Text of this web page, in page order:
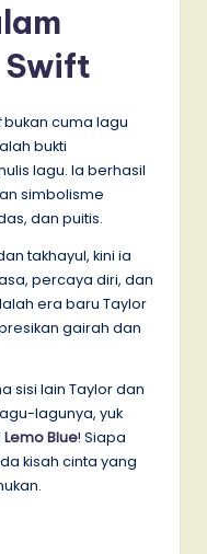
Swift
bukan cuma lagu
bukti
lagu. Ia berhasil
simbolisme
dan puitis.
takhayul, kini ia
percaya diri, dan
era baru Taylor
gairah dan
sisi lain Taylor dan
lagunya, yuk
Lemo Blue! Siapa
kisah cinta yang